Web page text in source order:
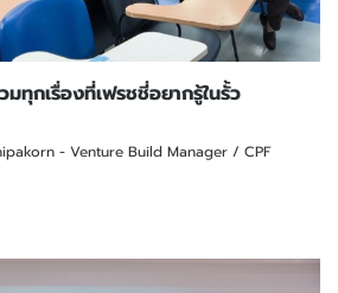
ทุกเรื่องที่เฟรชชี่อยากรู้ในรั้ว
- Venture Build Manager / CPF